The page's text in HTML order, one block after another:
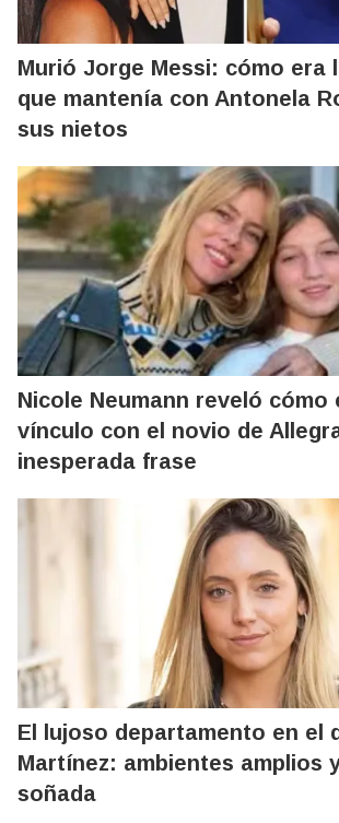
Murió Jorge Messi: cómo era
que mantenía con Antonela
sus nietos
Nicole Neumann reveló cómo
vínculo con el novio de
inesperada frase
El lujoso departamento en el
Martínez: ambientes amplios
soñada